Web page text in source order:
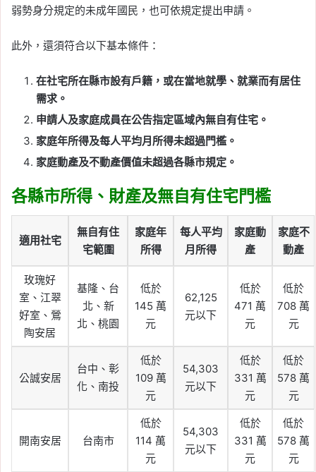
弱勢身分規定的未成年國民，也可依規定提出申請。
此外，還須符合以下基本條件：
在社宅所在縣市設有戶籍，或在當地就學、就業而有居住
需求。
申請人及家庭成員在公告指定區域內無自有住宅。
家庭年所得及每人平均月所得未超過門檻。
家庭動產及不動產價值未超過各縣市規定。
各縣市所得、財產及無自有住宅門檻
適用社宅
無自有住
宅範圍
家庭年
所得
每人平均
月所得
家庭動
產
家庭不
動產
玫瑰好
室、江翠
好室、鶯
陶安居
基隆、台
北、新
北、桃園
低於
145 萬
元
62,125
元以下
低於
471 萬
元
低於
708 萬
元
公誠安居
台中、彰
化、南投
低於
109 萬
元
54,303
元以下
低於
331 萬
元
低於
578 萬
元
開南安居 台南市
低於
114 萬
元
54,303
元以下
低於
331 萬
元
低於
578 萬
元